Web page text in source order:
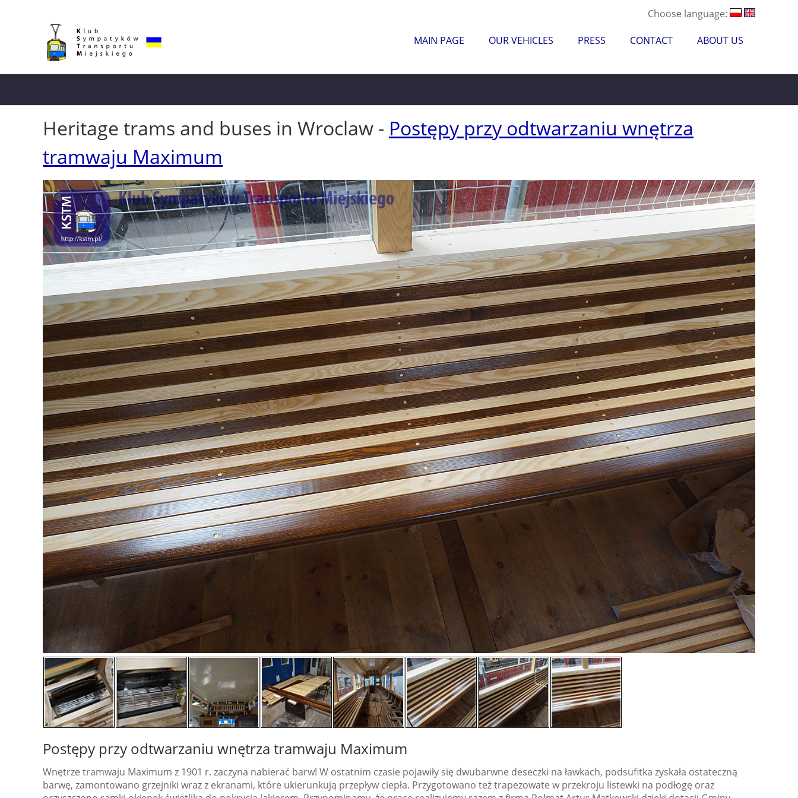
Choose language:
MAIN PAGE OUR VEHICLES PRESS CONTACT ABOUT US
Heritage trams and buses in Wroclaw - Postępy przy odtwarzaniu wnętrza
tramwaju Maximum
Postępy przy odtwarzaniu wnętrza tramwaju Maximum
Wnętrze tramwaju Maximum z 1901 r. zaczyna nabierać barw! W ostatnim czasie pojawiły się dwubarwne deseczki na ławkach, podsufitka zyskała ostateczną
barwę, zamontowano grzejniki wraz z ekranami, które ukierunkują przepływ ciepła. Przygotowano też trapezowate w przekroju listewki na podłogę oraz